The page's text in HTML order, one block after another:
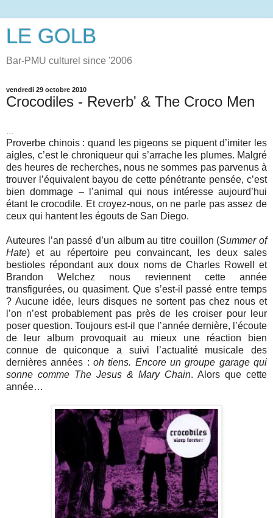
LE GOLB
Bar-PMU culturel since '2006
vendredi 29 octobre 2010
Crocodiles - Reverb' & The Croco Men
...
Proverbe chinois : quand les pigeons se piquent d’imiter les
aigles, c’est le chroniqueur qui s’arrache les plumes. Malgré
des heures de recherches, nous ne sommes pas parvenus à
trouver l’équivalent bayou de cette pénétrante pensée, c’est
bien dommage – l’animal qui nous intéresse aujourd’hui
étant le crocodile. Et croyez-nous, on ne parle pas assez de
ceux qui hantent les égouts de San Diego.
Auteures l’an passé d’un album au titre couillon (Summer of
Hate) et au répertoire peu convaincant, les deux sales
bestioles répondant aux doux noms de Charles Rowell et
Brandon Welchez nous reviennent cette année
transfigurées, ou quasiment. Que s’est-il passé entre temps
? Aucune idée, leurs disques ne sortent pas chez nous et
l’on n’est probablement pas près de les croiser pour leur
poser question. Toujours est-il que l’année dernière, l’écoute
de leur album provoquait au mieux une réaction bien
connue de quiconque a suivi l’actualité musicale des
dernières années : oh tiens. Encore un groupe garage qui
sonne comme The Jesus & Mary Chain. Alors que cette
année…